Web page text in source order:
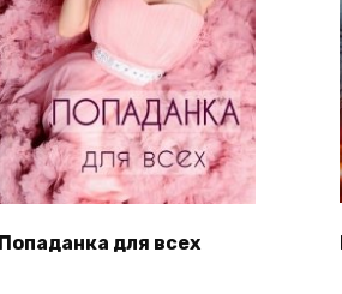
Попаданка для всех